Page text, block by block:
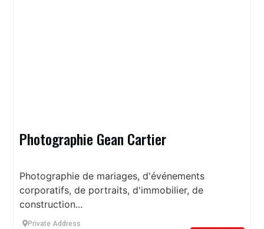
Photographie Gean Cartier
Photographie de mariages, d'événements
corporatifs, de portraits, d'immobilier, de
construction...
Private Address